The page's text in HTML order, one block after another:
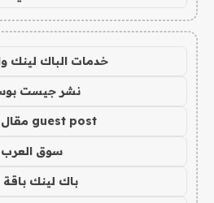
خدمات الباك لينك
نشر جيست
guest post مقال ضيف
سوق العرب
باك لينك باقة 20